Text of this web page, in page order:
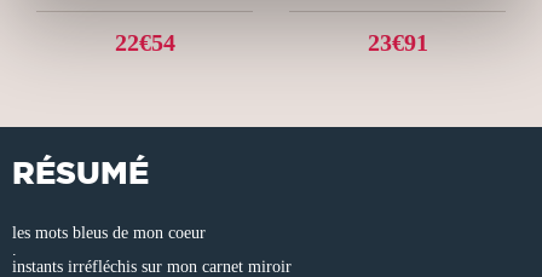
22€54 23€91
RÉSUMÉ
les mots bleus de mon coeur
instants irréfléchis sur mon carnet miroir